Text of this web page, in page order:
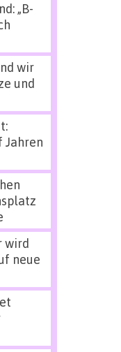
„B-
wir
und
Jahren
wird
neue